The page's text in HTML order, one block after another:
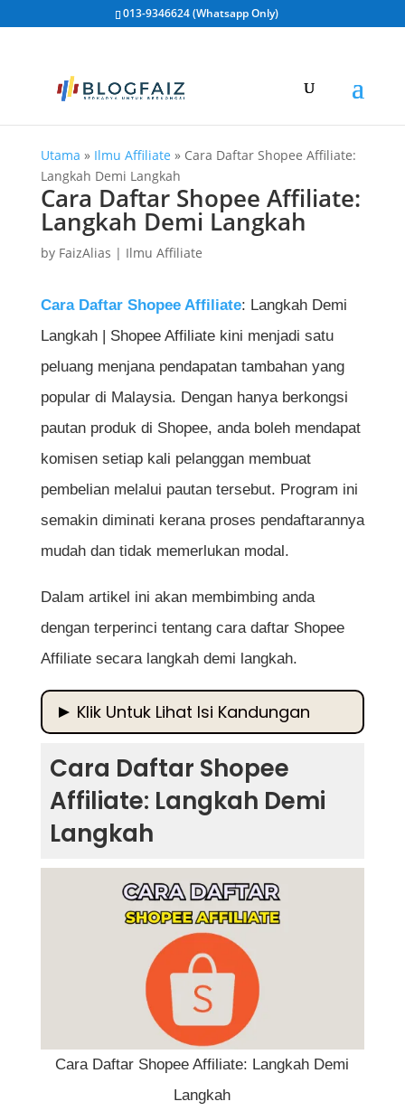
013-9346624 (Whatsapp Only)
Utama » Ilmu Affiliate » Cara Daftar Shopee Affiliate:
Langkah Demi Langkah
Cara Daftar Shopee Affiliate:
Langkah Demi Langkah
by FaizAlias | Ilmu Affiliate
Cara Daftar Shopee Affiliate: Langkah Demi
Langkah | Shopee Affiliate kini menjadi satu
peluang menjana pendapatan tambahan yang
popular di Malaysia. Dengan hanya berkongsi
pautan produk di Shopee, anda boleh mendapat
komisen setiap kali pelanggan membuat
pembelian melalui pautan tersebut. Program ini
semakin diminati kerana proses pendaftarannya
mudah dan tidak memerlukan modal.
Dalam artikel ini akan membimbing anda
dengan terperinci tentang cara daftar Shopee
Affiliate secara langkah demi langkah.
Klik Untuk Lihat Isi Kandungan
Langkah
Apa Itu Shopee Affiliate?
Cara Daftar Shopee Affiliate: Panduan
Langkah 1: Akses Halaman Rasmi Shopee
Langkah 2: Isi Maklumat Peribadi Anda
Langkah 3: Masukkan Maklumat Media
Cara Daftar Shopee
Affiliate: Langkah Demi
Langkah
Cara Daftar Shopee Affiliate: Langkah Demi
Langkah